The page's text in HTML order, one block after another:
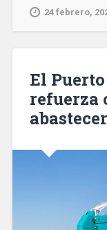
de
la
24 febrero,
El
refuerza